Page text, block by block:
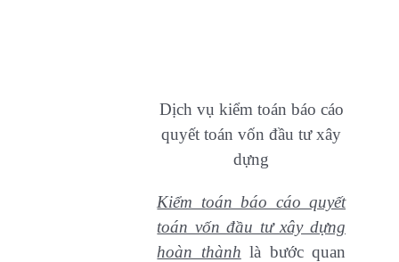
Dịch vụ kiểm toán báo cáo
quyết toán vốn đầu tư xây
dựng
Kiểm toán báo cáo quyết
toán vốn đầu tư xây dựng
hoàn thành là bước quan